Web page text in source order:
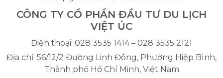
CÔNG TY CỔ PHẦN ĐẦU TƯ DU LỊCH
VIỆT ÚC
Điện thoại: 028 3535 1414 – 028 3535 2121
Địa chỉ: 56/12/2 Đường Linh Đông, Phường Hiệp Bình,
Thành phố Hồ Chí Minh, Việt Nam